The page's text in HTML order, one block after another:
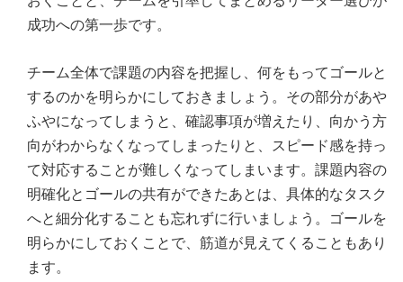
成功への第一歩です。
チーム全体で課題の内容を把握し、何をもってゴールと
するのかを明らかにしておきましょう。その部分があや
ふやになってしまうと、確認事項が増えたり、向かう方
向がわからなくなってしまったりと、スピード感を持っ
て対応することが難しくなってしまいます。課題内容の
明確化とゴールの共有ができたあとは、具体的なタスク
へと細分化することも忘れずに行いましょう。ゴールを
明らかにしておくことで、筋道が見えてくることもあり
ます。